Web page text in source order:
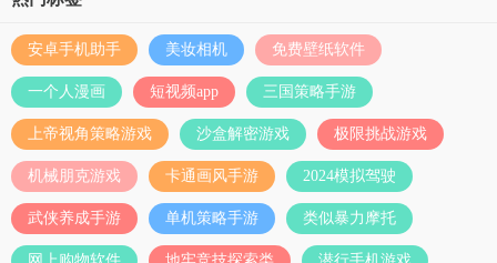
安卓手机助手 美妆相机 免费壁纸软件
一个人漫画 短视频app 三国策略手游
上帝视角策略游戏 沙盒解密游戏 极限挑战游戏
机械朋克游戏 卡通画风手游 2024模拟驾驶
武侠养成手游 单机策略手游 类似暴力摩托